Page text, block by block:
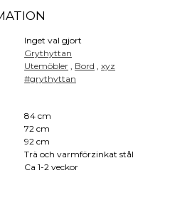
Inget val gjort
Grythyttan
Utemöbler Bord ,xyz
#grythyttan
84 cm
72 cm
92 cm
Trä och varmförzinkat stål
Ca 1-2 veckor